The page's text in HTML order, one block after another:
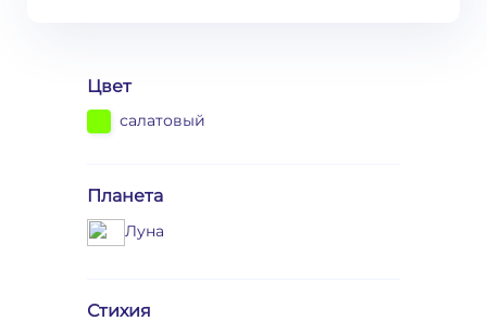
Цвет
салатовый
Планета
Луна
Стихия